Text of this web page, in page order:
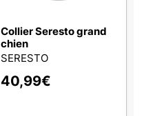
Collier Seresto grand
chien
SERESTO
40,99€